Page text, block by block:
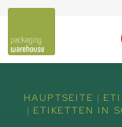
HAUPTSEITE
ETIKETTEN IN